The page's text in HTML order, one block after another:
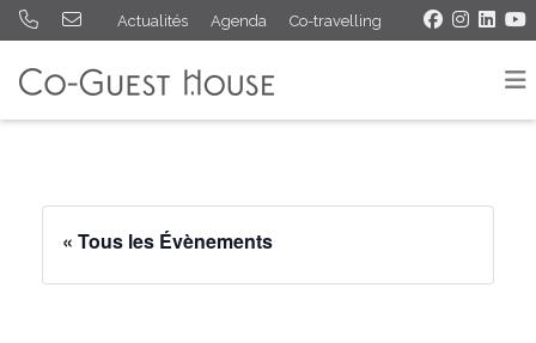
Actualités Agenda Co-travelling
« Tous les Évènements